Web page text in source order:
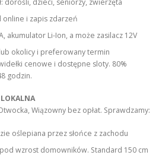
online i zapis zdarzeń
akumulator Li-Ion, a może zasilacz 12V
okolicy i preferowany termin
cenowe i dostępne sloty. 80%
godzin.
Wiązowny bez opłat. Sprawdzamy:
oślepiana przez słońce z zachodu
wzrost domowników. Standard 150 cm